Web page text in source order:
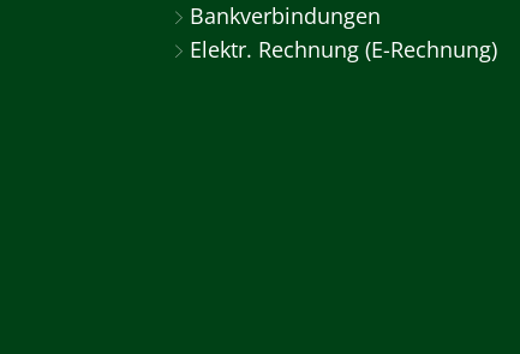
Bankverbindungen
Elektr. Rechnung (E-Rechnung)